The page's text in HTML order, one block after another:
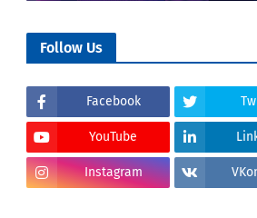
Follow Us
Facebook
YouTube
Instagram